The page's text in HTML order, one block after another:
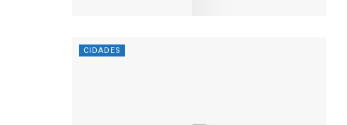
CIDADES